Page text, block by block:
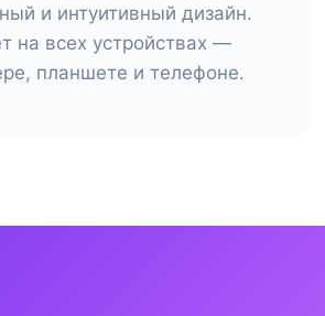
и интуитивный дизайн.
на всех устройствах —
планшете и телефоне.